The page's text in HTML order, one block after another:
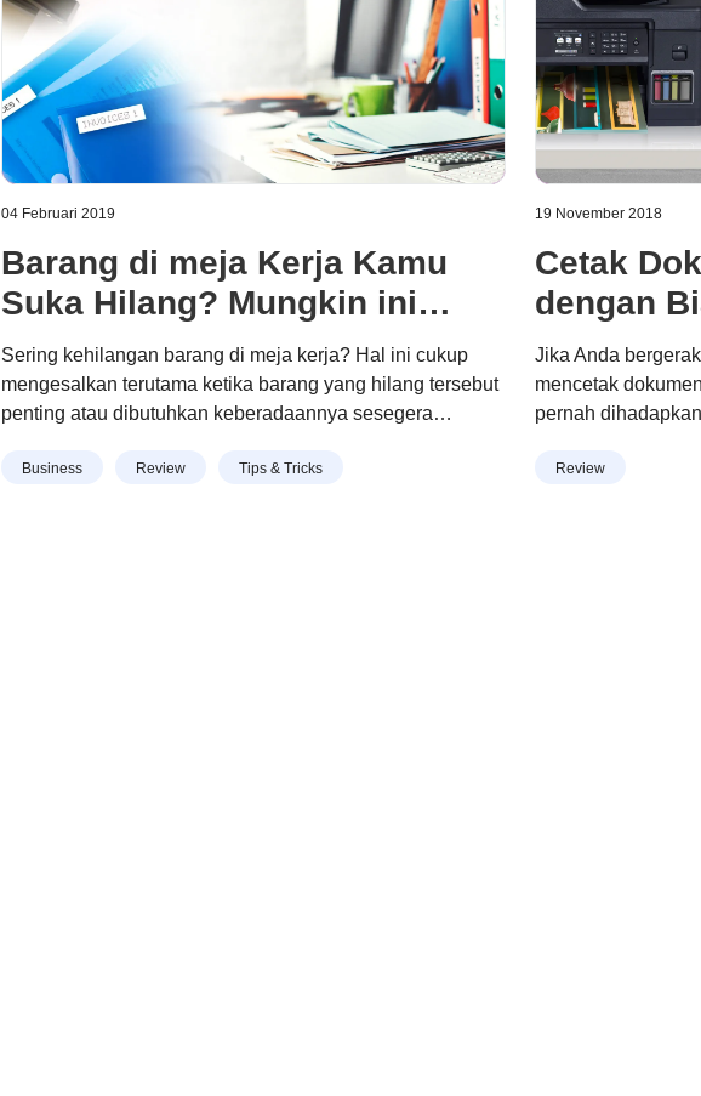
04 Februari 2019
Barang di meja Kerja Kamu
Suka Hilang? Mungkin ini
Solusi yang Harus Kamu
Lakukan
Sering kehilangan barang di meja kerja? Hal ini cukup
mengesalkan terutama ketika barang yang hilang tersebut
penting atau dibutuhkan keberadaannya sesegera
lakukan untuk menghindari kejadian tersebut. Jaga
Hilang? Mungkin ini Solusi yang Harus Kamu Lakukan”
Business Review Tips & Tricks
19 November 2018
Cetak
dengan
Jika Anda
mencetak
pernah
dengan harga
Biaya Murah”
Review